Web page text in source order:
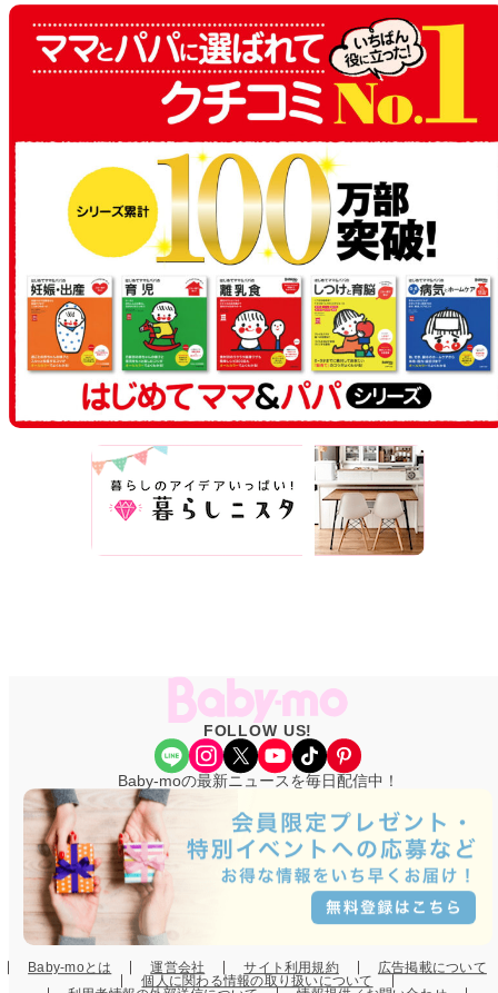
FOLLOW US!
Share Icon Instagram X YouTube TikTok Pinterest
Baby-moの最新ニュースを毎日配信中！
Baby-moとは 運営会社 サイト利用規約
広告掲載について
個人に関わる情報の取り扱いについて